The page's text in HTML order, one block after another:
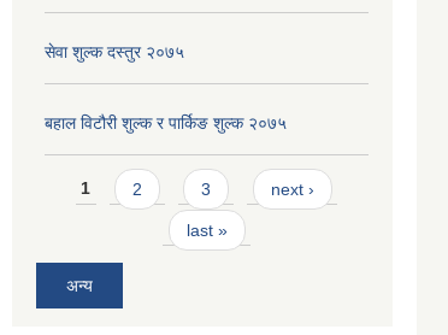
सेवा शुल्क दस्तुर २०७५
बहाल विटौरी शुल्क र पार्किङ शुल्क २०७५
Pages
1 2 3 next ›
last »
अन्य